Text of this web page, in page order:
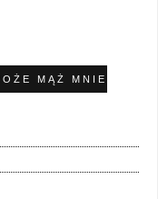
MĄŻ MNIE